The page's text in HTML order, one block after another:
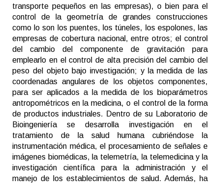
transporte pequeños en las empresas), o bien para el
control de la geometría de grandes construcciones
como lo son los puentes, los túneles, los espolones, las
empresas de cobertura nacional, entre otros; el control
del cambio del componente de gravitación para
emplearlo en el control de alta precisión del cambio del
peso del objeto bajo investigación; y la medida de las
coordenadas angulares de los objetos componentes,
para ser aplicados a la medida de los bioparámetros
antropométricos en la medicina, o el control de la forma
de productos industriales. Dentro de su Laboratorio de
Bioingeniería se desarrolla investigación en el
tratamiento de la salud humana cubriéndose la
instrumentación médica, el procesamiento de señales e
imágenes biomédicas, la telemetría, la telemedicina y la
investigación científica para la administración y el
manejo de los establecimientos de salud. Además, ha